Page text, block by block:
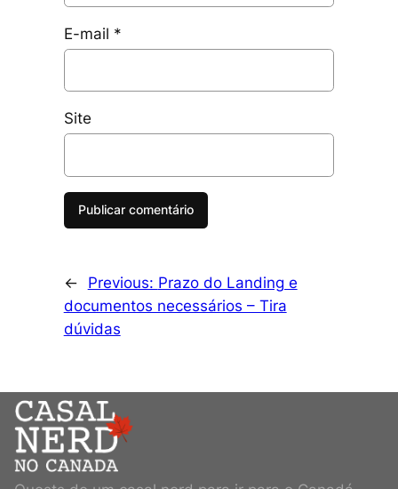
E-mail *
Site
← Previous: Prazo do Landing e
documentos necessários – Tira
dúvidas